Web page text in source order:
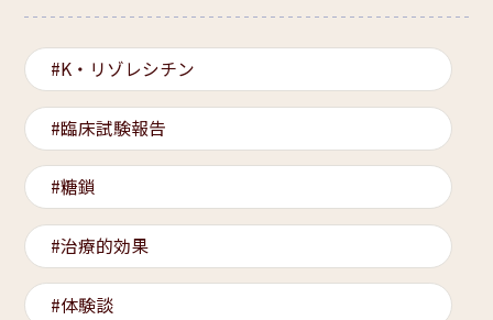
K・リゾレシチン
臨床試験報告
糖鎖
治療的効果
体験談